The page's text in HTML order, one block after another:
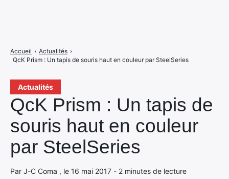
Actualités
QcK Prism : Un tapis de
souris haut en couleur
par SteelSeries
Par J-C Coma , le 16 mai 2017 - 2 minutes de lecture
Accueil › Actualités ›
QcK Prism : Un tapis de souris haut en couleur par SteelSeries